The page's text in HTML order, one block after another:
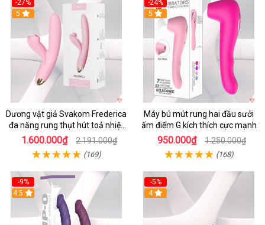
-27%
5
Dương vật giả Svakom Frederica
đa năng rung thụt hút toả nhiệt
siêu phê
1.600.000₫ 2.191.000₫
(169)
-24%
5
Máy bú mút rung hai đầu sưởi
ấm điểm G kích thích cực mạnh
950.000₫ 1.250.000₫
(168)
-9%
4.5
-5%
4